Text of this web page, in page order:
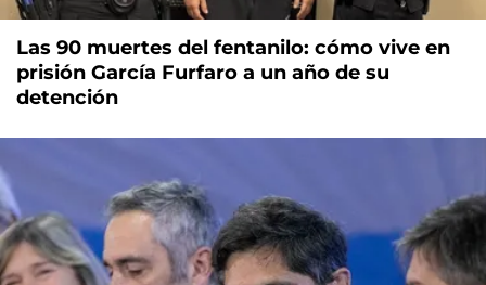
Las 90 muertes del fentanilo: cómo vive en
prisión García Furfaro a un año de su
detención